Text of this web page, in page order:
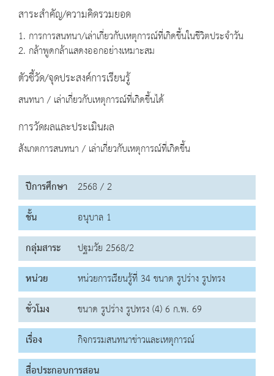
สาระสำคัญ/ความคิดรวมยอด
1. การการสนทนา/เล่าเกี่ยวกับเหตุการณ์ที่เกิดขึ้นในชีวิตประจำวัน
2. กล้าพูดกล้าแสดงออกอย่างเหมาะสม
ตัวชี้วัด/จุดประสงค์การเรียนรู้
สนทนา / เล่าเกี่ยวกับเหตุการณ์ที่เกิดขึ้นได้
การวัดผลและประเมินผล
สังเกตการสนทนา / เล่าเกี่ยวกับเหตุการณ์ที่เกิดขึ้น
ปีการศึกษา 2568 / 2
ชั้น
อนุบาล 1
กลุ่มสาระ
ปฐมวัย 2568/2
หน่วย
หน่วยการเรียนรู้ที่ 34 ขนาด รูปร่าง รูปทรง
ชั่วโมง
ขนาด รูปร่าง รูปทรง (4) 6 ก.พ. 69
เรื่อง
กิจกรรมสนทนาข่าวและเหตุการณ์
สื่อประกอบการสอน